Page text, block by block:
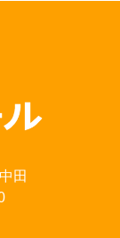
田